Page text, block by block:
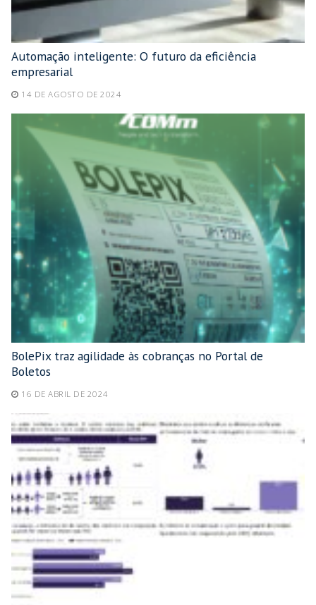
Automação inteligente: O futuro da eficiência
empresarial
14 DE AGOSTO DE 2024
BolePix traz agilidade às cobranças no Portal de
Boletos
16 DE ABRIL DE 2024